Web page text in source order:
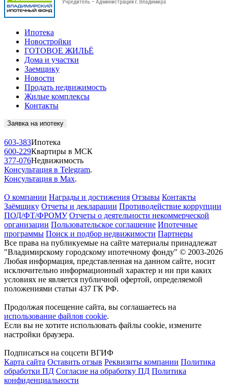
Ипотека
Новостройки
ГОТОВОЕ ЖИЛЬЁ
Дома и участки
Заемщику
Новости
Продать недвижимость
Жилые комплексы
Контакты
Заявка на ипотеку
603-383Ипотека
600-229Квартиры в МСК
377-076Недвижимость
Консультация в Telegram.
Консультация в Max.
О компании Награды и достижения Отзывы Контакты
Заёмщику Отчеты и декларации Противодействие коррупции
ПОД/ФТ/ФРОМУ Отчеты о деятельности некоммерческой
организации Пользовательское соглашение Ипотечные
программы Поиск и подбор недвижимости Партнеры
Все права на публикуемые на сайте материалы принадлежат
"Владимирскому городскому ипотечному фонду" © 2003-2026
Любая информация, представленная на данном сайте, носит
исключительно информационный характер и ни при каких
условиях не является публичной офертой, определяемой
положениями статьи 437 ГК РФ.
Продолжая посещение сайта, вы соглашаетесь на
использование файлов cookie.
Если вы не хотите использовать файлы cookie, измените
настройки браузера.
Подписаться на соцсети ВГИФ
Карта сайта Оставить отзыв Реквизиты компании Политика
обработки ПД Согласие на обработку ПД Политика
конфиденциальности